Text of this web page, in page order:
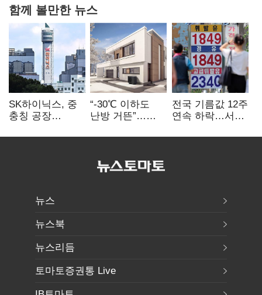
함께 볼만한 뉴스
SK하이닉스, 중
충칭 공장
검토?…“확정된
“-30℃ 이하도
난방 거뜬”…
국립연구소와
전국 기름값 12주
연속 하락…서울
뉴스
뉴스북
뉴스리듬
토마토증권통 Live